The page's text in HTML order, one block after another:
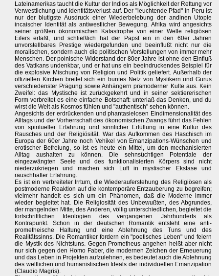
Lateinamerikas taucht die Kultur der Indios als Möglichkeit der Rettung vor
Verwestlichung und Identitätsverlust auf. Der "leuchtende Pfad" in Peru ist
nur der blutigste Ausdruck einer Wiederbelebung der andinen Utopie
incaischer Identität als antiwestlicher Bewegung. Afrika wird angesichts
seiner größten ökonomischen Katastrophe von einer Welle religiösen
Eifers erfaßt, und schließlich hat der Papst ein in den 60er Jahren
unvorstellbares Prestige wiedergefunden und beeinflußt nicht nur die
moralischen, sondern auch die politischen Vorstellungen von immer mehr
Menschen. Der polnische Widerstand der 80er Jahre ist ohne den Einfluß
des Vatikans undenkbar, und er hat uns ein beeindruckendes Beispiel für
die explosive Mischung von Religion und Politik geliefert. Außerhalb der
offiziellen Kirchen breitet sich ein buntes Netz von Mystikern und Gurus
verschiedenster Prägung sowie Anhängern prämoderner Kulte aus. Kein
Zweifel: das Mystische ist zurückgekehrt und in seiner sektiererischen
Form verbreitet es eine einfache Botschaft: unterlaß das Denken, und du
wirst die Welt als Kosmos fühlen und "authentisch" sehen können.
Angesichts der erdrückenden und phantasielosen Eindimensionalität des
Alltags und der Vorherrschaft des ökonomischen Zwangs führt das Fehlen
von spiritueller Erfahrung und sinnlicher Erfüllung in eine Kultur des
Rausches und der Religiösität. War das Aufkommen des Haschisch im
Europa der 60er Jahre noch Vehikel von Emanzipations-Wünschen und
erotischer Befreiung, so ist es heute ein Mittel, um den mechanisierten
Alltag aushalten zu können. Die sehnsüchtigen Potentiale der
eingezwängten Seele und des funktionalisierten Körpers sind nicht
niederzukriegen und machen sich Luft in mystischer Ekstase und
rauschhafter Erfahrung.
Es ist ein verbreiteter Irrtum, die Wiederauferstehung des Religiösen als
postmoderne Reaktion auf die kontemporäre Entzauberung zu begreifen;
vielmehr handelt es sich um ein Phänomen, daß die Moderne immer
wieder begleitet hat. Die Religiosität des Unbewußten, des Abgrundes,
der mangelnden Mitte, des Anderen, völlig unterschiedlichen, begleitet die
fortschrittlichen Ideologien des vergangenen Jahrhunderts als
Kontrapunkt. Schon in der deutschen Romantik entsteht eine anti-
prometheische Haltung und eine Ablehnung des Tuns und des
Realitätssinns. Die Romantiker fordern ein "poetisches Leben" und feiern
die Mystik des Nichtstuns. Gegen Prometheus angehen heißt aber nicht
nur sich gegen den Homo Faber, die modernen Zeichen der Erneuerung
und das Leben in Projekten aufzulehnen, es bedeutet auch die Ablehnung
des weltlichen und humanistischen Ideals der individuellen Emanzipation
(Claudio Magris).